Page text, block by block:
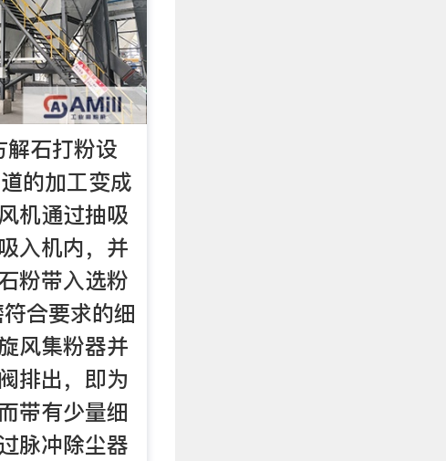
解石打粉设
的加工变成
机通过抽吸
入机内，并
粉带入选粉
合要求的细
风集粉器并
排出，即为
带有少量细
脉冲除尘器